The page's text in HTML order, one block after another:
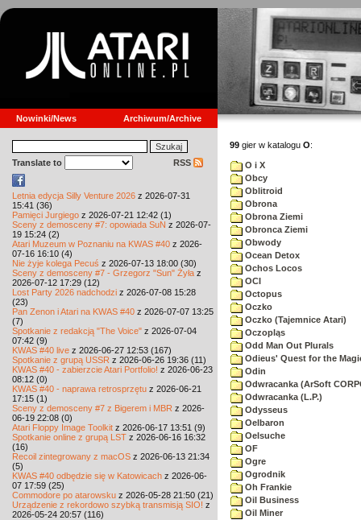
Nowinki/News Archiwum/Archive
Translate to RSS
Letnia edycja Silly Venture 2026 z 2026-07-31
15:41 (36)
Pamięci Jurgiego z 2026-07-21 12:42 (1)
Sceny z demosceny #7: opowiada SuN z 2026-07-
19 15:24 (2)
Atari Muzeum w Poznaniu na KWAS #40 z 2026-
07-16 16:10 (4)
Nie żyje kolega Pecuś z 2026-07-13 18:00 (30)
Sceny z demosceny #7 - Grzegorz "Sun" Żyła z
2026-07-12 17:29 (12)
Lost Party 2026 nadchodzi z 2026-07-08 15:28
(23)
Pan Zenon i Atari na KWAS #40 z 2026-07-07 13:25
(7)
Spotkanie z redakcją "The Voice" z 2026-07-04
07:42 (9)
KWAS #40 live z 2026-06-27 12:53 (167)
Spotkanie z grupą USSR z 2026-06-26 19:36 (11)
KWAS #40 - zabierzcie Atari Portfolio! z 2026-06-23
08:12 (0)
KWAS #40 - naprawa retrosprzętu z 2026-06-21
17:15 (1)
Sceny z demosceny #7 z Bigerem i MBR z 2026-
06-19 22:08 (0)
Atari Floppy Image Toolkit z 2026-06-17 13:51 (9)
Spotkanie online z grupą LST z 2026-06-16 16:32
(16)
Recoil zintegrowany z macOS z 2026-06-13 21:34
(5)
KWAS #40 odbędzie się w Katowicach z 2026-06-
07 17:59 (25)
Commodore po atarowsku z 2026-05-28 21:50 (21)
Urządzenie z rekordowo szybką transmisją SIO! z
2026-05-24 20:57 (116)
99 gier w katalogu O:
O i X
Obcy
Oblitroid
Obrona
Obrona Ziemi
Obronca Ziemi
Obwody
Ocean Detox
Ochos Locos
OCI
Octopus
Oczko
Oczko (Tajemnice Atari)
Oczopląs
Odd Man Out Plurals
Odieus' Quest for the
Odin
Odwracanka (ArSoft
Odwracanka (L.P.)
Odysseus
Oelbaron
Oelsuche
OF
Ogre
Ogrodnik
Oh Frankie
Oil Business
Oil Miner